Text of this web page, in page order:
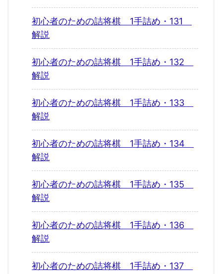
初心者のための詰将棋 1手詰め・131
解説
初心者のための詰将棋 1手詰め・132
解説
初心者のための詰将棋 1手詰め・133
解説
初心者のための詰将棋 1手詰め・134
解説
初心者のための詰将棋 1手詰め・135
解説
初心者のための詰将棋 1手詰め・136
解説
初心者のための詰将棋 1手詰め・137